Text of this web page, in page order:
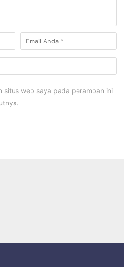
situs web saya pada peramban ini